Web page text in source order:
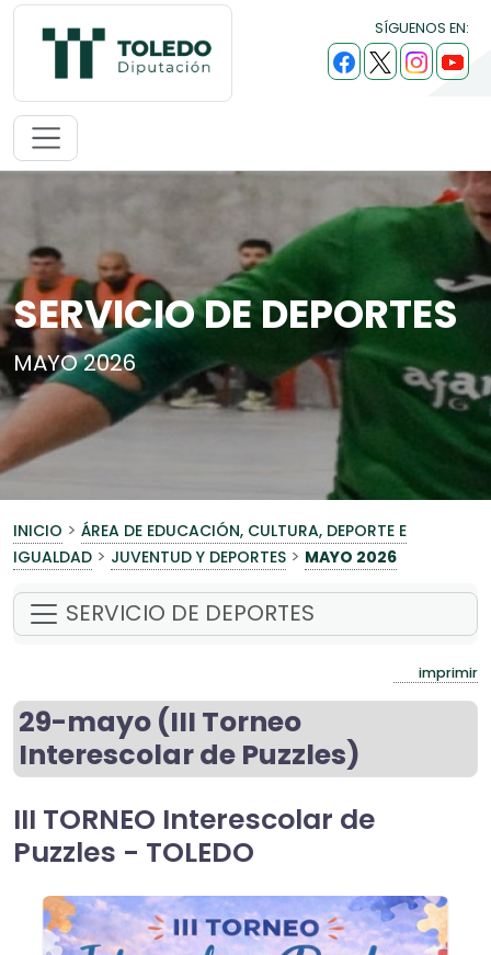
SÍGUENOS EN:
SERVICIO DE DEPORTES
MAYO 2026
INICIO > ÁREA DE EDUCACIÓN, CULTURA, DEPORTE E
IGUALDAD > JUVENTUD Y DEPORTES > MAYO 2026
SERVICIO DE DEPORTES
imprimir
29-mayo (III Torneo
Interescolar de Puzzles)
III TORNEO Interescolar de
Puzzles - TOLEDO